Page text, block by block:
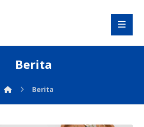
Berita
Berita